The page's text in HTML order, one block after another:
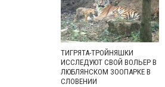
ТИГРЯТА-ТРОЙНЯШКИ
ИССЛЕДУЮТ СВОЙ ВОЛЬЕР В
ЛЮБЛЯНСКОМ ЗООПАРКЕ В
СЛОВЕНИИ